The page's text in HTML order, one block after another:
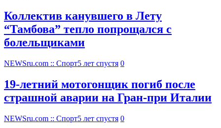
Коллектив канувшего в Лету
“Тамбова” тепло попрощался с
болельщиками
NEWSru.com :: Спорт5 лет спустя 0
19-летний мотогонщик погиб после
страшной аварии на Гран-при Италии
NEWSru.com :: Спорт5 лет спустя 0